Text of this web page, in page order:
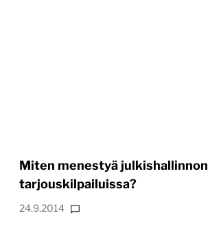
Miten menestyä julkishallinnon
tarjouskilpailuissa?
24.9.2014